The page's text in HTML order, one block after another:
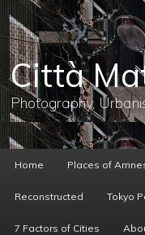
メ
イ
ン
コ
ン
テ
ン
へ
移
動
Città
Photography,
Home Places of
Reconstructed Tokyo
7 Factors of Cities